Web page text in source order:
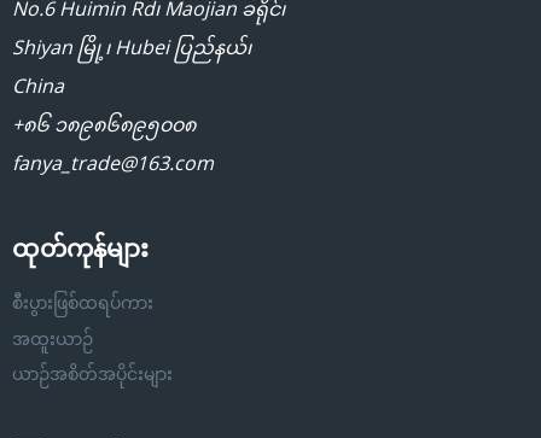
No.6 Huimin Rd၊ Maojian ခရိုင်၊
Shiyan မြို့၊ Hubei ပြည်နယ်၊
China
+၈၆ ၁၈၉၈၆၈၉၅၀၀၈
fanya_trade@163.com
ထုတ်ကုန်များ
စီးပွားဖြစ်ထရပ်ကား
အထူးယာဉ်
ယာဉ်အစိတ်အပိုင်းများ